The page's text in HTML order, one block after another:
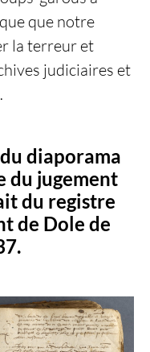
que notre
la terreur et
judiciaires et
diaporama
du jugement
du registre
de Dole de